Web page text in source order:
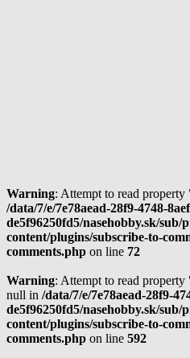
Warning: Attempt to read
/data/7/e/7e78aead-28f9-4748-
de5f96250fd5/nasehobby.sk/sub/
content/plugins/subscribe-to-
comments.php on line 72
Warning: Attempt to read
null in /data/7/e/7e78aead-28f9-
de5f96250fd5/nasehobby.sk/sub/
content/plugins/subscribe-to-
comments.php on line 592